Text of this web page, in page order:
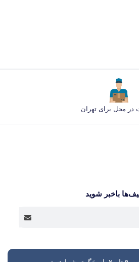
در محل برای تهران
با‌خبر شوید